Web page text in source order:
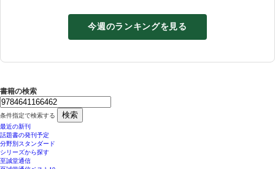
今週のランキングを見る
書籍の検索
条件指定で検索する 検索
最近の新刊
話題書の発刊予定
分野別スタンダード
シリーズから探す
至誠堂通信